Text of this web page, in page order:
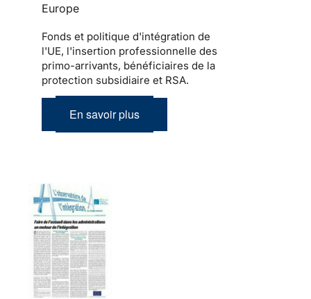
Europe
Fonds et politique d'intégration de
l'UE, l'insertion professionnelle des
primo-arrivants, bénéficiaires de la
protection subsidiaire et RSA.
En savoir plus